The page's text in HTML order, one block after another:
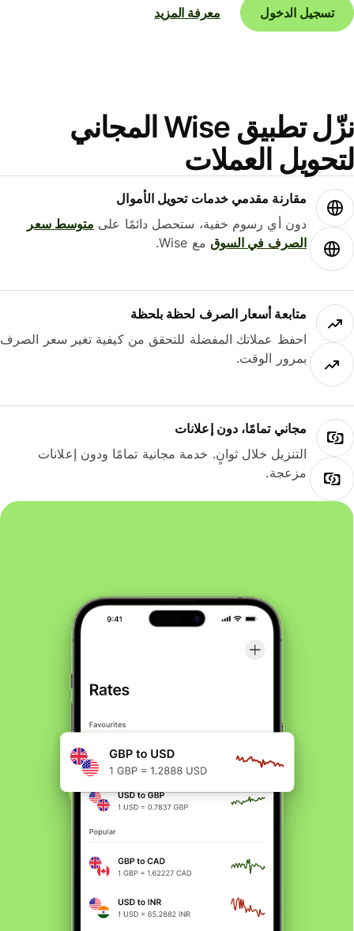
تسجيل الدخول
معرفة المزيد
نزّل تطبيق Wise المجاني
العملات
مقارنة مقدمي خدمات تحويل الأموال
دون أي رسوم خفية، ستحصل دائمًا علىمتوسط ​​سعر
الصرف في السوقمع Wise.
متابعة أسعار الصرف لحظة بلحظة
احفظ عملاتك المفضلة للتحقق من كيفية تغير سعر الصرف
بمرور الوقت.
مجاني تمامًا، دون إعلانات
التنزيل خلال ثوانٍ. خدمة مجانية تمامًا ودون إعلانات
مزعجة.